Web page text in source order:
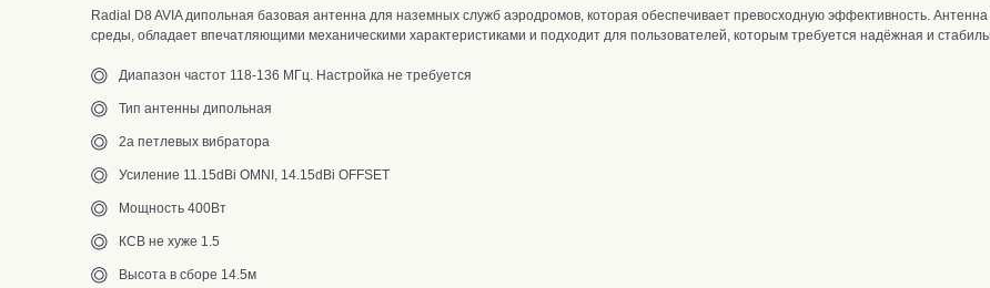
Radial D8 AVIA дипольная базовая антенна для наземных служб аэродромов, которая обеспечивает превосходную эффективность.
среды, обладает впечатляющими механическими характеристиками и подходит для пользователей, которым требуется надёжная и
Диапазон частот 118-136 МГц. Настройка не требуется
Тип антенны дипольная
2а петлевых вибратора
Усиление 11.15dBi OMNI, 14.15dBi OFFSET
Мощность 400Вт
КСВ не хуже 1.5
Высота в сборе 14.5м